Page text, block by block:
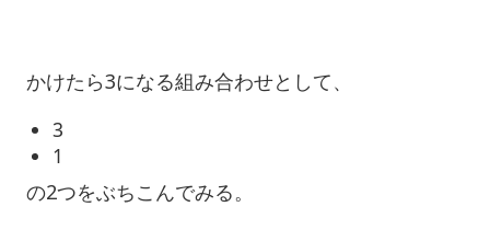
かけたら3になる組み合わせとして、
3
1
の2つをぶちこんでみる。